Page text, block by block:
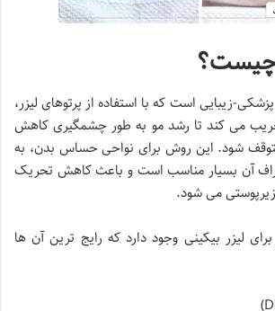
چیست؟
زیبایی است که با استفاده از پرتوهای لیزر،
می کند تا رشد مو به طور چشمگیری کاهش
متوقف شود. این روش برای نواحی حساس بدن، به
آن بسیار مناسب است و باعث کاهش تحریک
می شود.
برای لیزر بیکینی وجود دارد که رایج ترین آن ها